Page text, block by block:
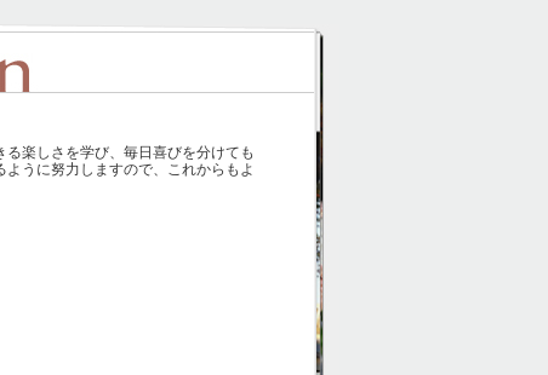
楽しさを学び、毎日喜びを分けても
うに努力しますので、これからもよ